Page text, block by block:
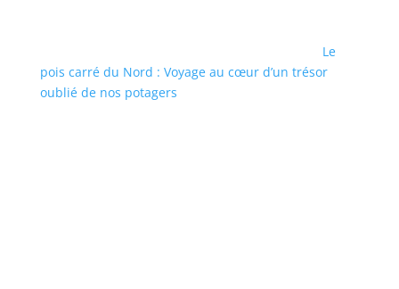
Le
pois carré du Nord : Voyage au cœur d’un trésor
oublié de nos potagers